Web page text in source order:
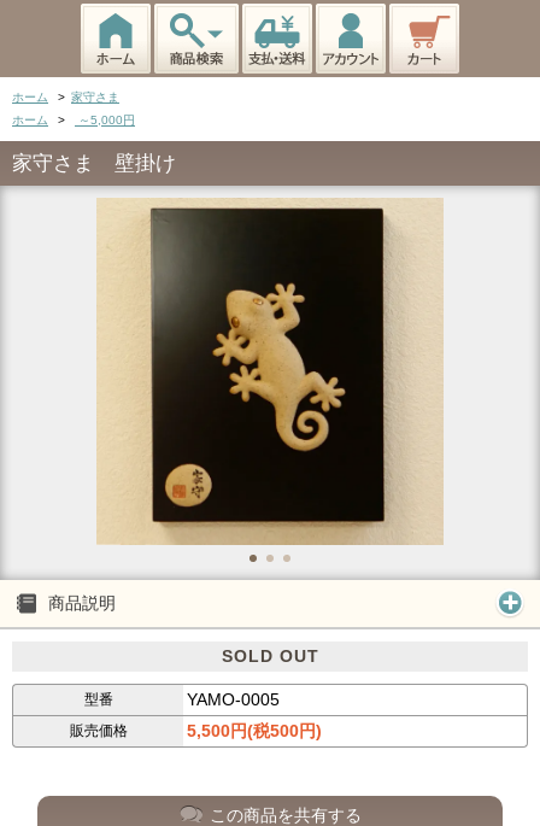
ホーム > 家守さま
ホーム
> ～5,000円
家守さま 壁掛け
商品説明
SOLD OUT
型番 YAMO-0005
販売価格 5,500円(税500円)
この商品を共有する